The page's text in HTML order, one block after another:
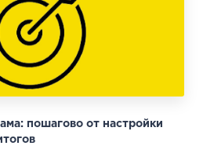
пошагово от настройки